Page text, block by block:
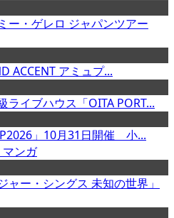
ー・ゲレロ ジャパンツアー
ACCENT アミュプ...
ライブハウス「OITA PORT...
」10月31日開催 小...
ンガ
ャー・シングス 未知の世界」